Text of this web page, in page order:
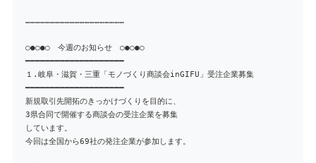
……………………………………………………
○●○●○ 今週のお知らせ ○●○●○
━━━━━━━━━━━━━━━━━━━━
１.岐阜・滋賀・三重「モノづくり商談会inGIFU」受注企業募集
━━━━━━━━━━━━━━━━━━━━
新規取引先開拓のきっかけづくりを目的に、
3県合同で開催する商談会の受注企業を募集
しています。
今回は全国から69社の発注企業が参加します。